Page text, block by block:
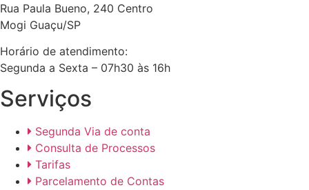
Rua Paula Bueno, 240 Centro
Mogi Guaçu/SP
Horário de atendimento:
Segunda a Sexta – 07h30 às 16h
Serviços
Segunda Via de conta
Consulta de Processos
Tarifas
Parcelamento de Contas